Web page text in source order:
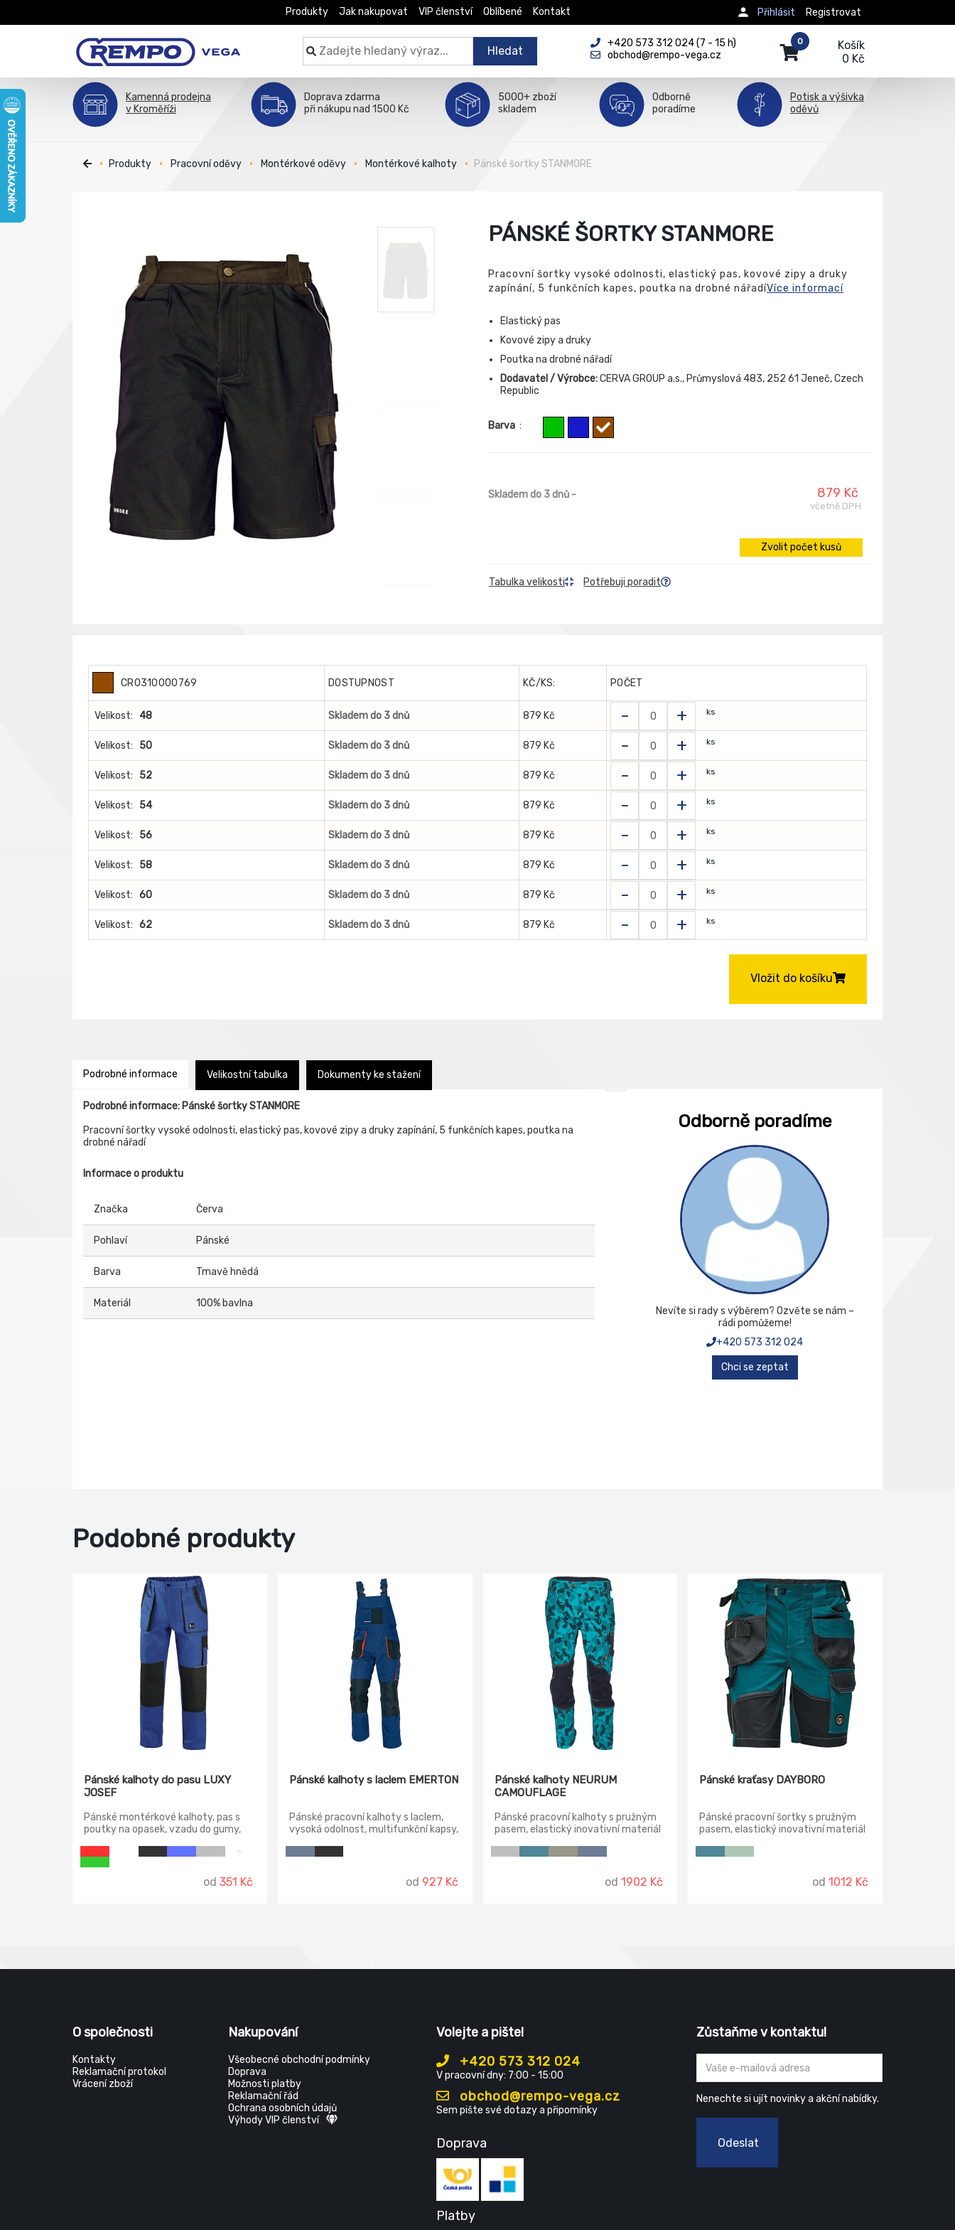
Produkty Jak nakupovat VIP členství Oblíbené Kontakt Registrovat
Přihlásit
Hledat
+420 573 312 024 (7 - 15 h)
obchod@rempo-vega.cz
Košík
0 Kč
0
Kamenná prodejna
v Kroměříži
Doprava zdarma
při nákupu nad 1500 Kč
5000+ zboží
skladem
Odborně
poradíme
Potisk a výšivka
oděvů
Produkty Pracovní oděvy Montérkové oděvy Montérkové kalhoty Pánské šortky STANMORE
PÁNSKÉ ŠORTKY STANMORE
Pracovní šortky vysoké odolnosti, elastický pas, kovové zipy a druky
zapínání, 5 funkčních kapes, poutka na drobné nářadíVíce informací
Elastický pas
Kovové zipy a druky
Poutka na drobné nářadí
Dodavatel / Výrobce:CERVA GROUP a.s., Průmyslová 483, 252 61 Jeneč, Czech
Republic
Barva :
Skladem do 3 dnů - 879 Kč
včetně DPH
Zvolit počet kusů
Tabulka velikosti Potřebuji poradit
CR0310000769 DOSTUPNOST KČ/KS: POČET
Velikost: 48 Skladem do 3 dnů 879 Kč - + ks
Velikost: 50 Skladem do 3 dnů 879 Kč - + ks
Velikost: 52 Skladem do 3 dnů 879 Kč - + ks
Velikost: 54 Skladem do 3 dnů 879 Kč - + ks
Velikost: 56 Skladem do 3 dnů 879 Kč - + ks
Velikost: 58 Skladem do 3 dnů 879 Kč - + ks
Velikost: 60 Skladem do 3 dnů 879 Kč - + ks
Velikost: 62 Skladem do 3 dnů 879 Kč - + ks
Vložit do košíku
Podrobné informace Velikostní tabulka Dokumenty ke stažení
Podrobné informace: Pánské šortky STANMORE
Pracovní šortky vysoké odolnosti, elastický pas, kovové zipy a druky zapínání, 5 funkčních kapes, poutka na
drobné nářadí
Informace o produktu
Značka Červa
Pohlaví Pánské
Barva Tmavě hnědá
Materiál 100% bavlna
Odborně poradíme
Nevíte si rady s výběrem? Ozvěte se nám –
rádi pomůžeme!
+420 573 312 024
Chci se zeptat
Podobné produkty
Pánské kalhoty do pasu LUXY
JOSEF
Pánské montérkové kalhoty, pas s
poutky na opasek, vzadu do gumy,
kapsa na mobil / peněženku,
zdvojená kolena, zadní kapsa s
od 351 Kč
Pánské kalhoty s laclem EMERTON
Pánské pracovní kalhoty s laclem,
vysoká odolnost, multifunkční kapsy,
od 927 Kč
Pánské kalhoty NEURUM
CAMOUFLAGE
Pánské pracovní kalhoty s pružným
pasem, elastický inovativní materiál
oblasti kolen, prostorné multifunkční
přední kapsy s poutky na nářadí,
od1902 Kč
Pánské kraťasy DAYBORO
Pánské pracovní šortky s pružným
pasem, elastický inovativní materiál
na nářadí, reflexní prvky v barevném
od 1012 Kč
O společnosti
Kontakty
Reklamační protokol
Vrácení zboží
Nakupování
Všeobecné obchodní podmínky
Doprava
Možnosti platby
Reklamační řád
Ochrana osobních údajů
Výhody VIP členství
Volejte a pište!
+420 573 312 024
V pracovní dny: 7:00 - 15:00
obchod@rempo-vega.cz
Sem pište své dotazy a připomínky
Doprava
Platby
Zůstaňme v kontaktu!
Nenechte si ujít novinky a akční nabídky.
Odeslat